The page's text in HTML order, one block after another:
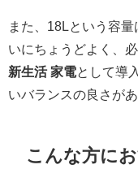
また、18Lという容
いにちょうどよく、
新生活 家電として導
いバランスの良さがあ
こんな方に